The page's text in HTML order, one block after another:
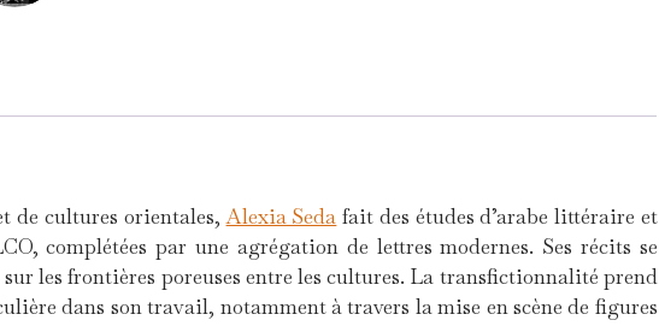
de cultures orientales,Alexia Seda fait des études d’arabe littéraire et
complétées par une agrégation de lettres modernes. Ses récits se
les frontières poreuses entre les cultures. La transfictionnalité prend
dans son travail, notamment à travers la mise en scène de figures